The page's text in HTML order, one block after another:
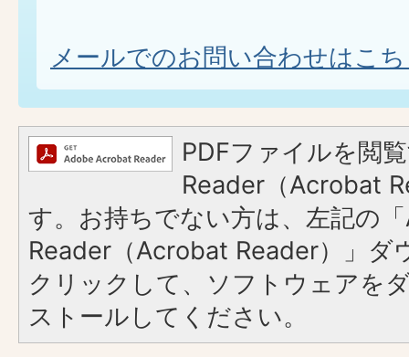
メールでのお問い合わせはこ
PDFファイルを閲
Reader（Acrobat
す。お持ちでない方は、左記の
Reader（Acrobat Reader）」ダ
クリックして、ソフトウェアを
ストールしてください。